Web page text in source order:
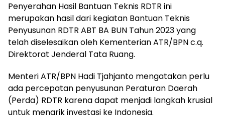
Penyerahan Hasil Bantuan Teknis RDTR ini
merupakan hasil dari kegiatan Bantuan Teknis
Penyusunan RDTR ABT BA BUN Tahun 2023 yang
telah diselesaikan oleh Kementerian ATR/BPN c.q.
Direktorat Jenderal Tata Ruang.
Menteri ATR/BPN Hadi Tjahjanto mengatakan perlu
ada percepatan penyusunan Peraturan Daerah
(Perda) RDTR karena dapat menjadi langkah krusial
untuk menarik investasi ke Indonesia.